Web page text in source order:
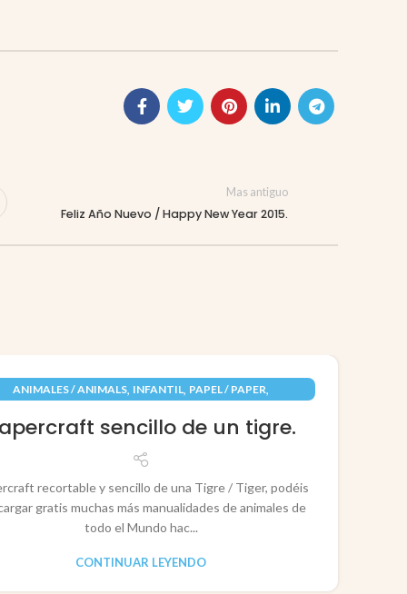
Mas antiguo
Feliz Año Nuevo / Happy New Year 2015.
ANIMALES / ANIMALS, INFANTIL, PAPEL / PAPER,
sencillo de un tigre.
recortable y sencillo de una Tigre / Tiger, podéis
gratis muchas más manualidades de animales de
todo el Mundo hac...
CONTINUAR LEYENDO